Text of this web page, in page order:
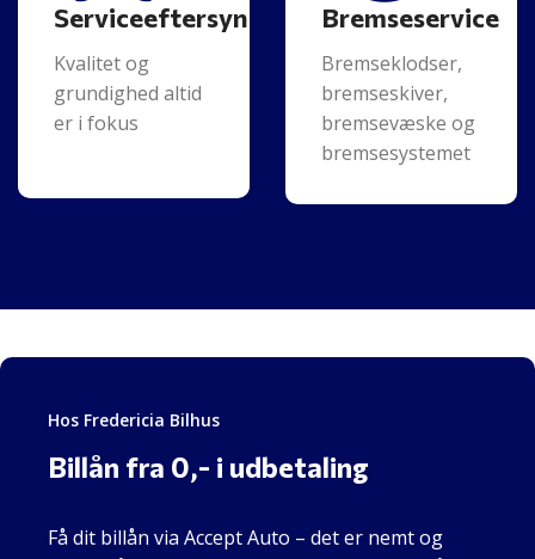
Serviceeftersyn
Kvalitet og
grundighed altid
er i fokus
Bremseservice
Bremseklodser,
bremseskiver,
bremsevæske og
bremsesystemet
Hos Fredericia Bilhus
Billån fra 0,- i udbetaling
Få dit billån via Accept Auto – det er nemt og